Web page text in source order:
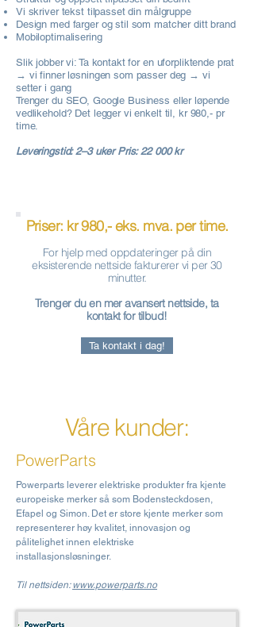
Vi skriver tekst tilpasset din målgruppe
Design med farger og stil som matcher ditt brand
Mobiloptimalisering
Slik jobber vi: Ta kontakt for en uforpliktende prat
→ vi finner løsningen som passer deg → vi
setter i gang
Trenger du SEO, Google Business eller løpende
vedlikehold? Det legger vi enkelt til, kr 980,- pr
time.
Leveringstid: 2–3 uker Pris: 22 000 kr
Priser: kr 980,- eks. mva. per time.
For hjelp med oppdateringer på din
eksisterende nettside fakturerer vi per 30
minutter.
Trenger du en mer avansert nettside, ta
kontakt for tilbud!
Ta kontakt i dag!
Våre kunder:
PowerParts
Powerparts leverer elektriske produkter fra kjente
europeiske merker så som Bodensteckdosen,
Efapel og Simon. Det er store kjente merker som
representerer høy kvalitet, innovasjon og
pålitelighet innen elektriske
installasjonsløsninger.
Til nettsiden:www.powerparts.no